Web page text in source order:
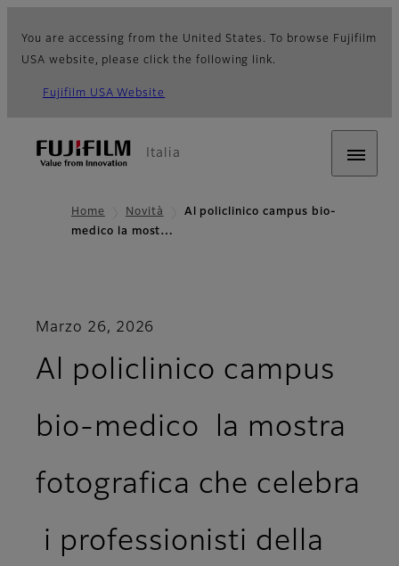
You are accessing from the United States. To browse Fujifilm
USA website, please click the following link.
Fujifilm USA Website
Italia
Home Novità
Al policlinico campus bio-
medico la most…
Marzo 26, 2026
Al policlinico campus
bio-medico la mostra
fotografica che celebra
i professionisti della